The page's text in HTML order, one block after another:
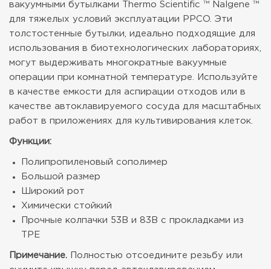
вакуумными бутылками Thermo Scientific ™ Nalgene ™
для тяжелых условий эксплуатации PPCO. Эти
толстостенные бутылки, идеально подходящие для
использования в биотехнологических лабораториях,
могут выдерживать многократные вакуумные
операции при комнатной температуре. Используйте
в качестве емкости для аспирации отходов или в
качестве автоклавируемого сосуда для масштабных
работ в приложениях для культивирования клеток.
Функции:
Полипропиленовый сополимер
Большой размер
Широкий рот
Химически стойкий
Прочные колпачки 53B и 83B с прокладками из
TPE
Примечание. Полностью отсоедините резьбу или